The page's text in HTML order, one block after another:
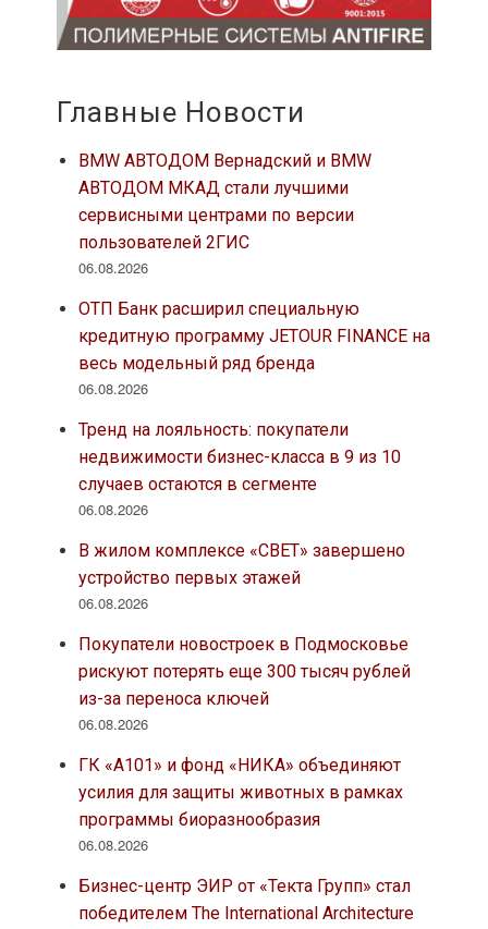
Главные Новости
BMW АВТОДОМ Вернадский и BMW
АВТОДОМ МКАД стали лучшими
сервисными центрами по версии
пользователей 2ГИС
06.08.2026
ОТП Банк расширил специальную
кредитную программу JETOUR FINANCE на
весь модельный ряд бренда
06.08.2026
Тренд на лояльность: покупатели
недвижимости бизнес-класса в 9 из 10
случаев остаются в сегменте
06.08.2026
В жилом комплексе «СВЕТ» завершено
устройство первых этажей
06.08.2026
Покупатели новостроек в Подмосковье
рискуют потерять еще 300 тысяч рублей
из-за переноса ключей
06.08.2026
ГК «А101» и фонд «НИКА» объединяют
усилия для защиты животных в рамках
программы биоразнообразия
06.08.2026
Бизнес-центр ЭИР от «Текта Групп» стал
победителем The International Architecture